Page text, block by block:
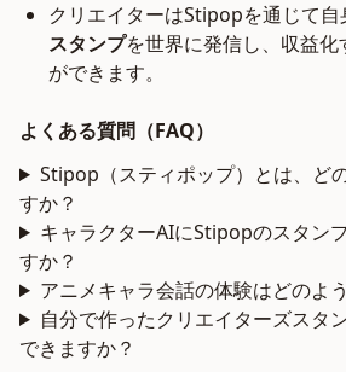
クリエイターはStipopを通じて自
スタンプを世界に発信し、収益化
ができます。
よくある質問（FAQ）
Stipop（スティポップ）とは、ど
すか？
キャラクターAIにStipopのスタン
すか？
アニメキャラ会話の体験はどのよ
自分で作ったクリエイターズスタ
できますか？